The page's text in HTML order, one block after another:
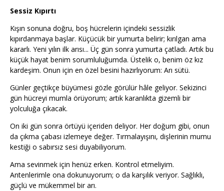
Sessiz Kıpırtı
Kışın sonuna doğru, boş hücrelerin içindeki sessizlik
kıpırdanmaya başlar. Küçücük bir yumurta belirir; kırılgan ama
kararlı. Yeni yılın ilk arısı... Üç gün sonra yumurta çatladı. Artık bu
küçük hayat benim sorumluluğumda. Üstelik o, benim öz kız
kardeşim. Onun için en özel besini hazırlıyorum: Arı sütü.
Günler geçtikçe büyümesi gözle görülür hâle geliyor. Sekizinci
gün hücreyi mumla örüyorum; artık karanlıkta gizemli bir
yolculuğa çıkacak.
On iki gün sonra örtüyü içeriden deliyor. Her doğum gibi, onun
da çıkma çabası izlemeye değer. Tırmalayışını, dişlerinin mumu
kestiği o sabırsız sesi duyabiliyorum.
Ama sevinmek için henüz erken. Kontrol etmeliyim.
Antenlerimle ona dokunuyorum; o da karşılık veriyor. Sağlıklı,
güçlü ve mükemmel bir arı.